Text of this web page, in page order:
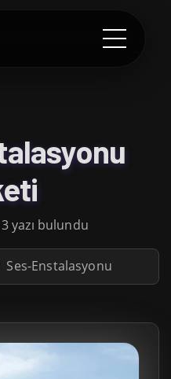
yazı bulundu
Ses-Enstalasyonu